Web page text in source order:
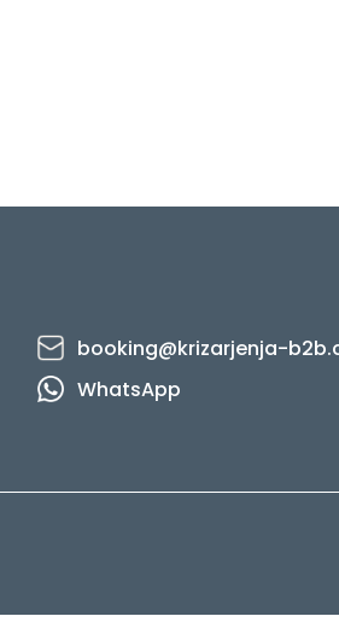
booking@krizarjenja-
WhatsApp